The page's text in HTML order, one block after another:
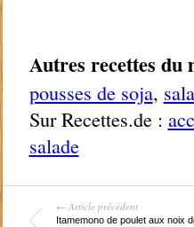
Autres recettes du
pousses de soja,
Sur Recettes.de :
salade
← Article précédent
Itamemono de poulet aux noix